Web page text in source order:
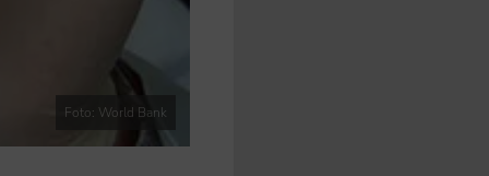
Foto: World Bank